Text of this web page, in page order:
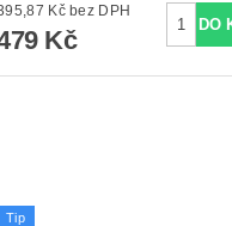
395,87 Kč bez DPH
Kč
Tip